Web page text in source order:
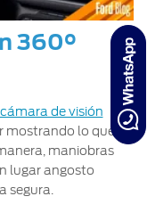
360°
cámara de visión
mostrando lo que
maniobras
lugar angosto
segura.